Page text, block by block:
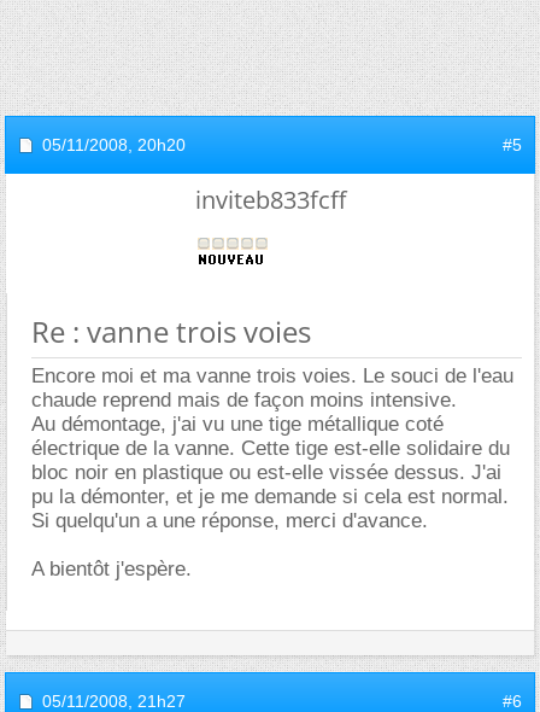
05/11/2008, 20h20 #5
inviteb833fcff
Re : vanne trois voies
Encore moi et ma vanne trois voies. Le souci de l'eau
chaude reprend mais de façon moins intensive.
Au démontage, j'ai vu une tige métallique coté
électrique de la vanne. Cette tige est-elle solidaire du
bloc noir en plastique ou est-elle vissée dessus. J'ai
pu la démonter, et je me demande si cela est normal.
Si quelqu'un a une réponse, merci d'avance.
A bientôt j'espère.
05/11/2008, 21h27 #6